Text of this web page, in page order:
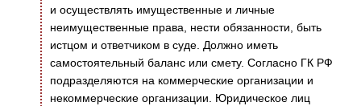
и осуществлять имущественные и личные
неимущественные права, нести обязанности, быть
истцом и ответчиком в суде. Должно иметь
самостоятельный баланс или смету. Согласно ГК РФ
подразделяются на коммерческие организации и
некоммерческие организации. Юридическое лиц